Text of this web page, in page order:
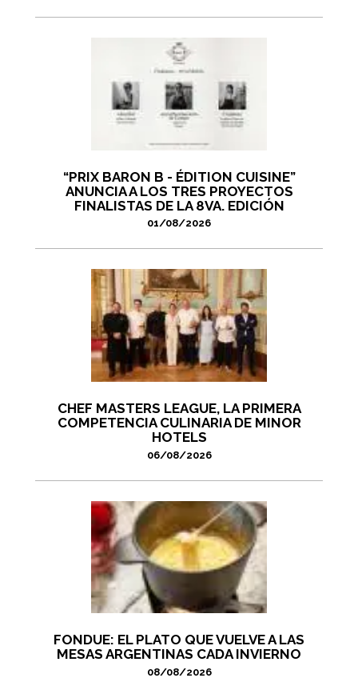
“PRIX BARON B - ÉDITION CUISINE”
ANUNCIA A LOS TRES PROYECTOS
FINALISTAS DE LA 8VA. EDICIÓN
01/08/2026
CHEF MASTERS LEAGUE, LA PRIMERA
COMPETENCIA CULINARIA DE MINOR
HOTELS
06/08/2026
FONDUE: EL PLATO QUE VUELVE A LAS
MESAS ARGENTINAS CADA INVIERNO
08/08/2026